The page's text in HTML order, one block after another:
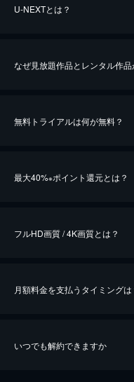
U-NEXTとは？
なぜ見放題作品とレンタル作品
無料トライアルは何が無料？
最大40%※ポイント還元とは？
※40％ポイント還元の対象は、クレ
フルHD画質 / 4K画質とは？
月額料金を支払うタイミングは
いつでも解約できますか